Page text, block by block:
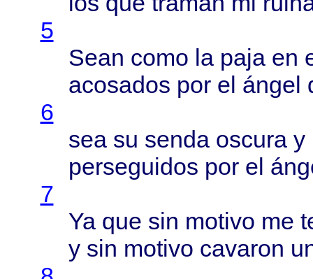
5
Sean como la pajaen
acosados por el ángel
6
sea su senda oscuray
perseguidos por el
7
Ya que sin motivo me
y sin motivo cavaron